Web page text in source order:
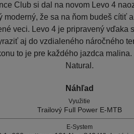
Club si dal na novom Levo 4
moderný, že sa na ňom budeš cítiť
veci. Levo 4 je pripravený vďaka
aj do vzdialeného náročného
to je pre každého jazdca
Natural.
Náhľad
Využitie
Trailový Full Power E-MTB
E-System